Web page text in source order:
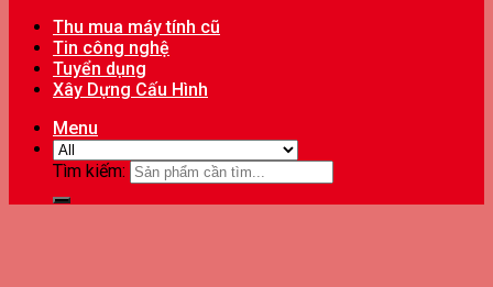
Thu mua máy tính cũ
Tin công nghệ
Tuyển dụng
Xây Dựng Cấu Hình
Menu
Tìm kiếm: